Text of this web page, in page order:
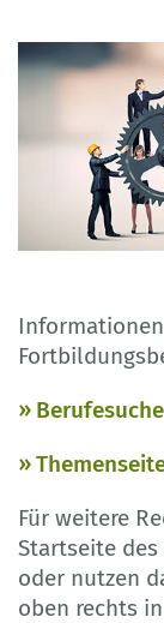
Berufesuche
Für weitere
Startseite
oder nutzen
oben rechts